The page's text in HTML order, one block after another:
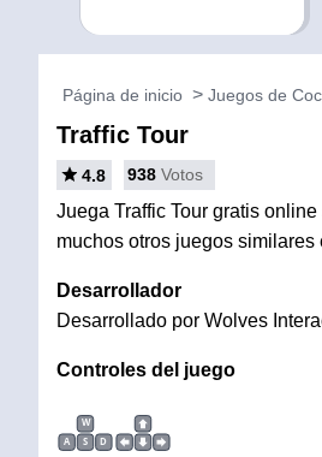
Página de inicio Juegos de
Traffic Tour
4.8 938 Votos
Juega Traffic Tour gratis
muchos otros juegos
Desarrollador
Desarrollado por Wolves
Controles del juego
W
A
S D